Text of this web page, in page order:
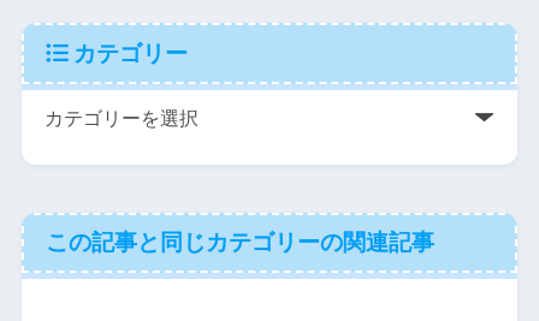
カテゴリー
この記事と同じカテゴリーの関連記事